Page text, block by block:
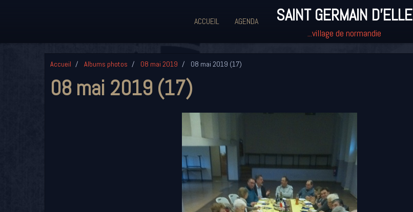
ACCUEIL AGENDA SAINT GERMAIN D'ELLE
...village de normandie
Accueil Albums photos 08 mai 2019 08 mai 2019 (17)
08 mai 2019 (17)